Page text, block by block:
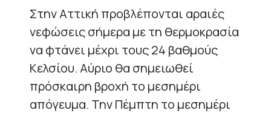
Στην Αττική προβλέπονται αραιές
νεφώσεις σήμερα με τη θερμοκρασία
να φτάνει μέχρι τους 24 βαθμούς
Κελσίου. Αύριο θα σημειωθεί
πρόσκαιρη βροχή το μεσημέρι
απόγευμα. Την Πέμπτη το μεσημέρι